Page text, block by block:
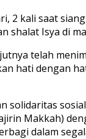
2 kali saat
shalat Isya di
telah
hati dengan
solidaritas
Makkah)
dalam